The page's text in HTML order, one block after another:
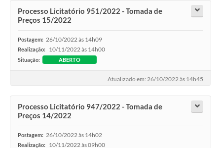
Processo Licitatório 951/2022 - Tomada de
Preços 15/2022
Postagem: 26/10/2022 às 14h09
Realização: 10/11/2022 às 14h00
Situação: ABERTO
Atualizado em: 26/10/2022 às 14h45
Processo Licitatório 947/2022 - Tomada de
Preços 14/2022
Postagem: 26/10/2022 às 14h02
Realização: 10/11/2022 às 09h00